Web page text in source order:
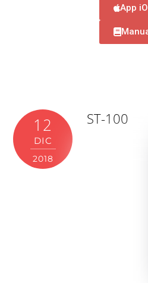
App
12
DIC
2018
ST-100